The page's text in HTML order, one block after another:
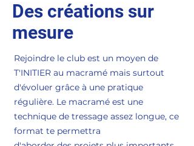
Des créations sur
mesure
Rejoindre le club est un moyen de
T'INITIER au macramé mais surtout
d'évoluer grâce à une pratique
régulière. Le macramé est une
technique de tressage assez longue, ce
format te permettra